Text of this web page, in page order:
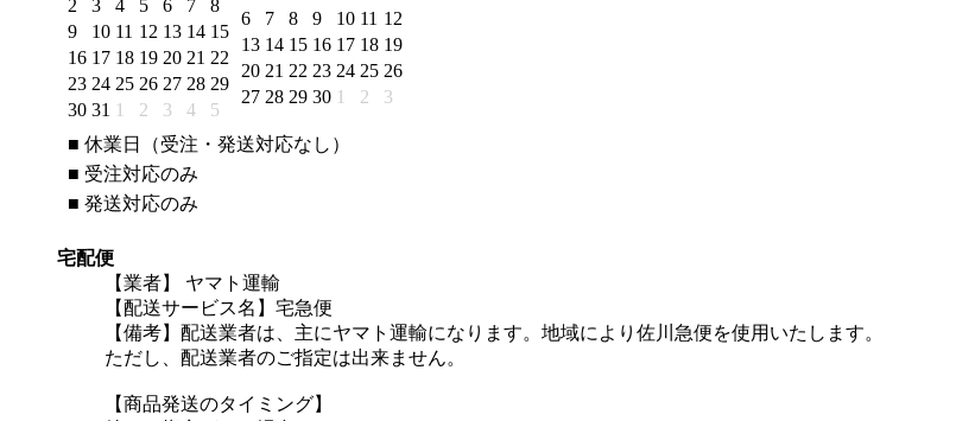
2
3 4 5 6 7
8
9
10 11 12 13 14 15
16 17 18 19 20 21 22
23 24 25 26 27 28 29
30 31 1 2 3 4 5
6
7 8 9 10 11 12
13 14 15 16 17 18 19
20 21 22 23 24 25 26
27 28 29 30 1 2 3
■ 休業日（受注・発送対応なし）
■ 受注対応のみ
■ 発送対応のみ
宅配便
【業者】 ヤマト運輸
【配送サービス名】宅急便
【備考】配送業者は、主にヤマト運輸になります。地域により佐川急便を使用いたします。
ただし、配送業者のご指定は出来ません。
【商品発送のタイミング】